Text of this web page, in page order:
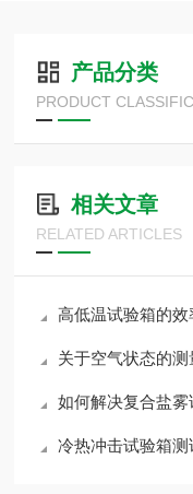
产品分类
PRODUCT
相关文章
RELATED ARTICLES
高低温试验箱的效
关于空气状态的测
如何解决复合盐
冷热冲击试验箱